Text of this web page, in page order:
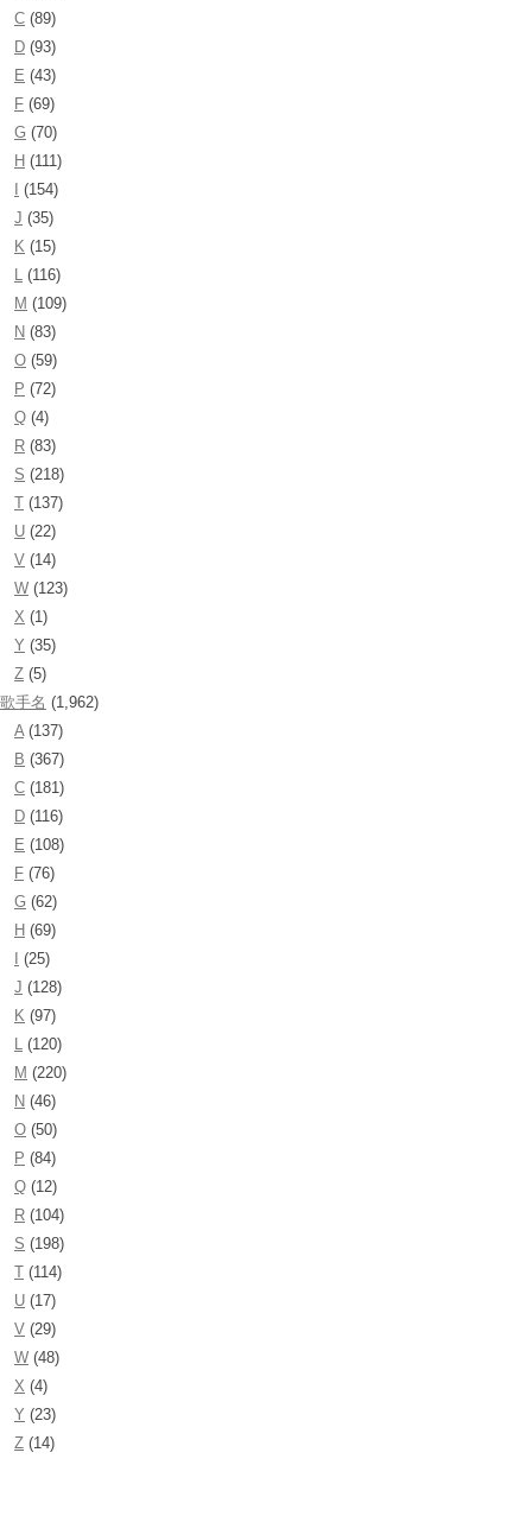
C (89)
D (93)
E (43)
F (69)
G (70)
H (111)
(154)
J (35)
K (15)
(116)
M (109)
N (83)
O (59)
P (72)
Q (4)
R (83)
S (218)
T (137)
U (22)
V (14)
W (123)
X (1)
Y (35)
Z (5)
歌手名 (1,962)
A (137)
B (367)
C (181)
D (116)
E (108)
F (76)
G (62)
H (69)
(25)
J (128)
K (97)
(120)
M (220)
N (46)
O (50)
P (84)
Q (12)
R (104)
S (198)
T (114)
U (17)
V (29)
W (48)
X (4)
Y (23)
Z (14)